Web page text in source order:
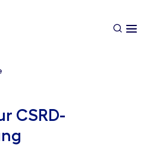
CSRD-